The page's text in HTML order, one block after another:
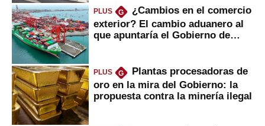
PLUS G
¿Cambios en el comercio
exterior? El cambio aduanero al
que apuntaría el Gobierno de
PLUS G
Plantas procesadoras de
oro en la mira del Gobierno: la
propuesta contra la minería ilegal